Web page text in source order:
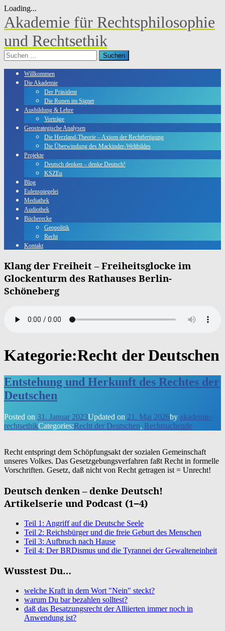
Loading...
Skip
to
content
Akademie für Rechtsphilosophie
und Rechtsethik
Suchen
nach:
Willkommen
Die Akademie
Der Präsident
Die Runen im Signet
Ausbildung & Lehre
Vorträge
Geostrategische Analysen
Die Herzland-Theorie – Axiom der Rechtfertigung
Die Überwindung des Mackinder-Weltbildes
Projekte
Deutsch denken – denke Deutsch!
KSZEu
Blog
Eulenspiegelei
Mediathek
Audiothek
Bücherecke
Geopolitik
Recht
Kontakt
Klang der Freiheit – Freiheitsglocke im
Glockenturm des Rathauses Berlin-
Schöneberg
Kategorie:Recht der Deutschen
Entstehung und Herkunft des Rechtes der
Deutschen
Posted on 31. Januar 2023Updated on 21. Mai 2026by akademie-
rechtsethikCategories:Recht der Deutschen, Rechtsuchende
Recht ent­springt dem Schöp­fungs­akt der sozia­len Gemein­schaft
unse­res Vol­kes. Das Gesetz­ge­bungs­ver­fah­ren faßt Recht in for­mel­le
Vor­schrif­ten. Gesetz, daß nicht von Recht getra­gen ist = Unrecht!
Deutsch denken – denke Deutsch!
Artikelserie und Podcast (1−4)
Teil 1: Angriff auf die Deutsche Seele
Teil 2: Reichsbürger und die freie Geburt des Menschen
Teil 3: Aufbruch nach Hause
Teil 4: Der BRDismus und die Tyrannei der Gewalteneinheit
Wusstest Du…
welche Kraft in dem Wort "Nein" steckt?
warum Du bar bezahlen solltest?
daß das Besatzungsrecht der Alliierten immer noch in
Anwendung ist?